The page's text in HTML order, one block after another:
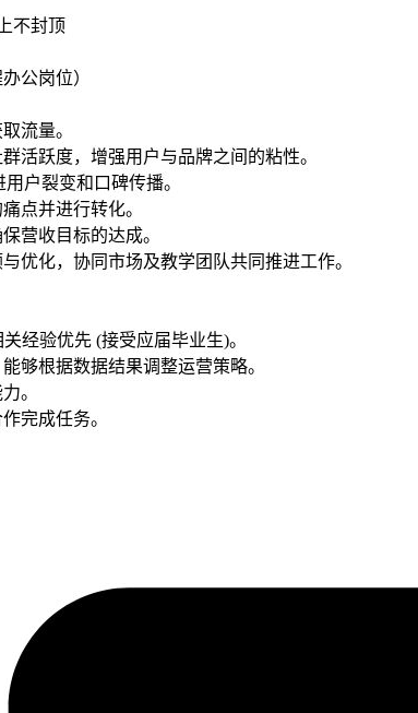
不封顶
公岗位）
流量。
活跃度，增强用户与品牌之间的粘性。
户裂变和口碑传播。
点并进行转化。
营收目标的达成。
优化，协同市场及教学团队共同推进工作。
经验优先 (接受应届毕业生)。
够根据数据结果调整运营策略。
。
完成任务。